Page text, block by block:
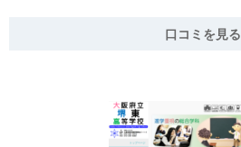
口コミを見る